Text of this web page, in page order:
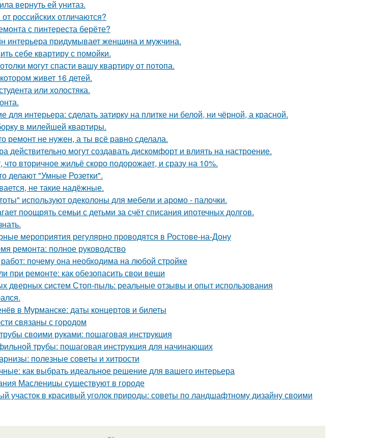
вернуть ей унитаз.
российских отличаются?
с пинтереста берёте?
интерьера придумывает женщина и мужчина.
себе квартиру с помойки.
могут спасти вашу квартиру от потопа.
живет 16 детей.
или холостяка.
интерьера: сделать затирку на плитке ни белой, ни чёрной, а красной.
в милейшей квартиры.
ремонт не нужен, а ты всё равно сделала.
действительно могут создавать дискомфорт и влиять на настроение.
вторичное жильё скоро подорожает, и сразу на 10%.
делают "Умные Розетки".
не такие надёжные.
используют одеколоны для мебели и аромо - палочки.
поощрять семьи с детьми за счёт списания ипотечных долгов.
мероприятия регулярно проводятся в Ростове-на-Дону
ремонта: полное руководство
почему она необходима на любой стройке
при ремонте: как обезопасить свои вещи
дверных систем Стоп-пыль: реальные отзывы и опыт использования
в Мурманске: даты концертов и билеты
связаны с городом
своими руками: пошаговая инструкция
трубы: пошаговая инструкция для начинающих
полезные советы и хитрости
как выбрать идеальное решение для вашего интерьера
Масленицы существуют в городе
участок в красивый уголок природы: советы по ландшафтному дизайну своими